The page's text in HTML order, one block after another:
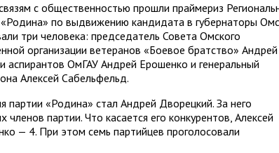
с общественностью прошли праймериз
по выдвижению кандидата в губернаторы
три человека: председатель Совета Омского
организации ветеранов «Боевое братство» Андрей
ОмГАУ Андрей Ерошенко и генеральный
Алексей Сабельфельд.
партии «Родина» стал Андрей Дворецкий. За него
партии. Что касается его конкурентов, Алексей
— 4. При этом семь партийцев проголосовали